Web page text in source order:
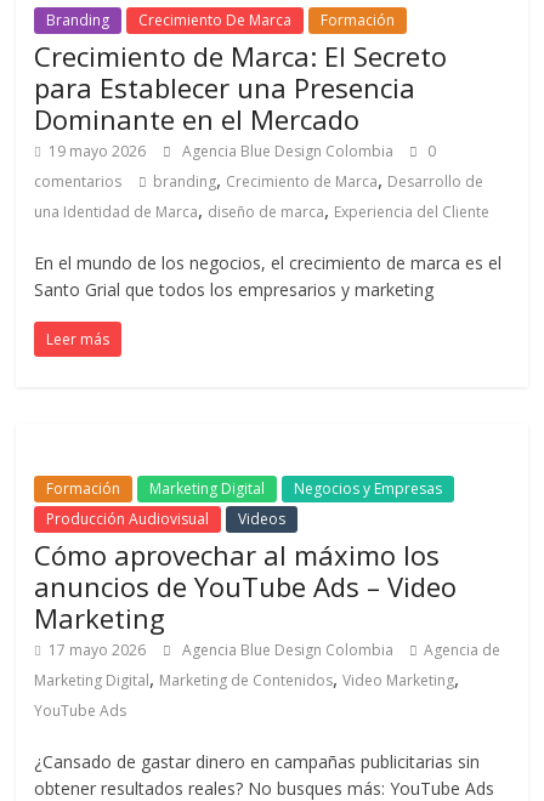
|
Magazine
de
Publicidad
y
Marketing
Noticias
de
Actualidad
y
Mercadeo
Branding Crecimiento De Marca Formación
Crecimiento de Marca: El Secreto
para Establecer una Presencia
Dominante en el Mercado
19 mayo 2026 Agencia Blue Design Colombia
0
comentarios
branding, Crecimiento de Marca, Desarrollo de
una Identidad de Marca, diseño de marca, Experiencia del Cliente
En el mundo de los negocios, el crecimiento de marca es el
Santo Grial que todos los empresarios y marketing
Leer más
Formación Marketing Digital
Negocios y Empresas
Producción Audiovisual
Videos
Cómo aprovechar al máximo los
anuncios de YouTube Ads – Video
Marketing
17 mayo 2026 Agencia Blue Design Colombia
Agencia de
Marketing Digital, Marketing de Contenidos,Video Marketing,
YouTube Ads
¿Cansado de gastar dinero en campañas publicitarias sin
obtener resultados reales? No busques más: YouTube Ads